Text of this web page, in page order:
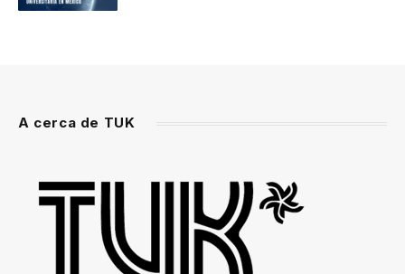
A cerca de TUK